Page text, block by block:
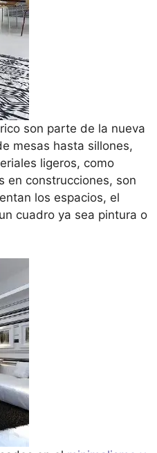
son parte de la nueva
mesas hasta sillones,
ligeros, como
en construcciones, son
los espacios, el
cuadro ya sea pintura o